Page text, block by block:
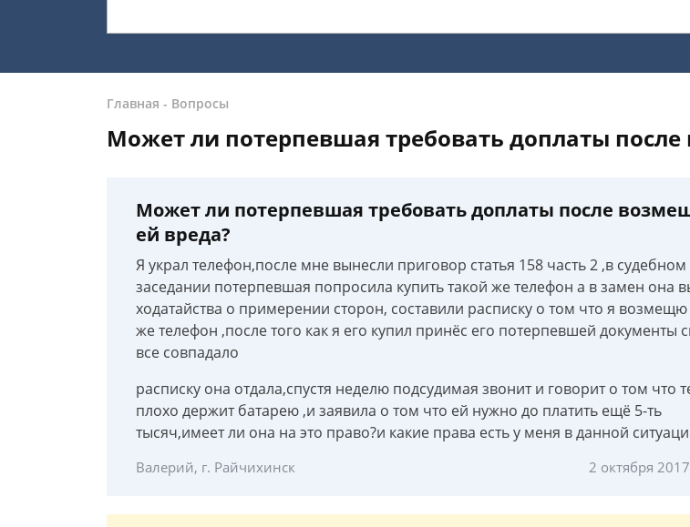
Главная - Вопросы
Может ли потерпевшая требовать доплаты
Может ли потерпевшая требовать доплаты после
ей вреда?
Я украл телефон,после мне вынесли приговор статья 158 часть 2 ,в судебном
заседании потерпевшая попросила купить такой же телефон а в замен она
ходатайства о примерении сторон, составили расписку о том что я возмещю
же телефон ,после того как я его купил принёс его потерпевшей документы
все совпадало
расписку она отдала,спустя неделю подсудимая звонит и говорит о том что
плохо держит батарею ,и заявила о том что ей нужно до платить ещё 5-ть
тысяч,имеет ли она на это право?и какие права есть у меня в данной
Валерий, г. Райчихинск 2 октября